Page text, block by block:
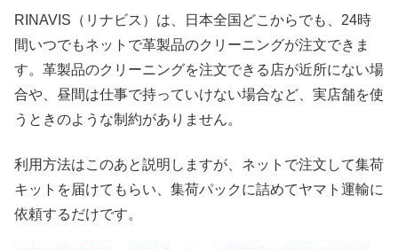
RINAVIS（リナビス）は、日本全国どこからでも、24時
間いつでもネットで革製品のクリーニングが注文できま
す。革製品のクリーニングを注文できる店が近所にない場
合や、昼間は仕事で持っていけない場合など、実店舗を使
うときのような制約がありません。
利用方法はこのあと説明しますが、ネットで注文して集荷
キットを届けてもらい、集荷パックに詰めてヤマト運輸に
依頼するだけです。